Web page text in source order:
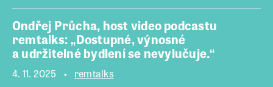
Ondřej Průcha, host video podcastu
remtalks: „Dostupné, výnosné
a udržitelné bydlení se nevylučuje.“
4. 11. 2025
remtalks